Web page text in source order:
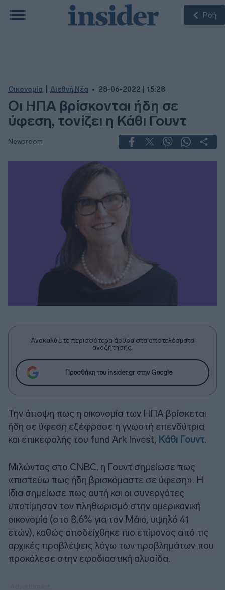
Ροή
Οικονομία Διεθνή Νέα 28-06-2022 | 15:28
Οι ΗΠΑ βρίσκονται ήδη σε
ύφεση, τονίζει η Κάθι Γουντ
Newsroom
Ανακαλύψτε περισσότερα άρθρα στα αποτελέσματα
αναζήτησης.
Προσθήκη του insider.gr στην Google
Την άποψη πως η οικονομία των ΗΠΑ βρίσκεται
ήδη σε ύφεση εξέφρασε η γνωστή επενδύτρια
και επικεφαλής του fund Ark Invest, Κάθι Γουντ.
Μιλώντας στο CNBC, η Γουντ σημείωσε πως
«πιστεύω πως ήδη βρισκόμαστε σε ύφεση». Η
ίδια σημείωσε πως αυτή και οι συνεργάτες
υποτίμησαν τον πληθωρισμό στην αμερικανική
οικονομία (στο 8,6% για τον Μάιο, υψηλό 41
ετών), καθώς αποδείχθηκε πιο επίμονος από τις
αρχικές προβλέψεις λόγω των προβλημάτων που
προκάλεσε στην εφοδιαστική αλυσίδα.